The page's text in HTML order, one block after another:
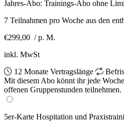
Jahres-Abo: Trainings-Abo ohne
7 Teilnahmen pro Woche aus den
€299,00 / p. M.
inkl. MwSt
12 Monate Vertragslänge
Mit diesem Abo könnt ihr jede
offenen Gruppenstunden teilnehmen.
5er-Karte Hospitation und